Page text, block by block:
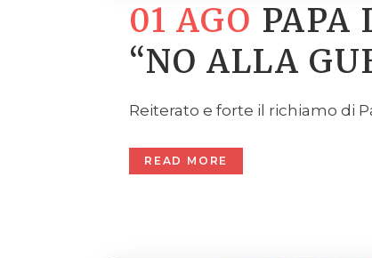
01 AGO PAPA
“NO ALLA
Reiterato e forte il richiamo di
READ MORE